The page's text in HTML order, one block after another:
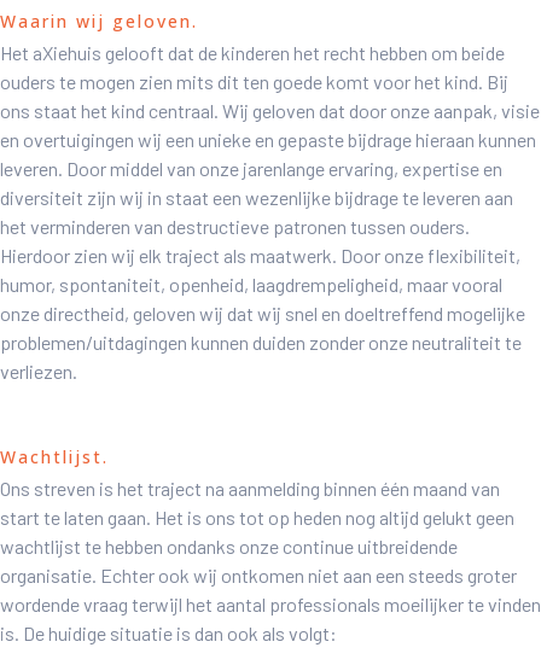
Waarin wij geloven.
Het aXiehuis gelooft dat de kinderen het recht hebben om beide
ouders te mogen zien mits dit ten goede komt voor het kind. Bij
ons staat het kind centraal. Wij geloven dat door onze aanpak, visie
en overtuigingen wij een unieke en gepaste bijdrage hieraan kunnen
leveren. Door middel van onze jarenlange ervaring, expertise en
diversiteit zijn wij in staat een wezenlijke bijdrage te leveren aan
het verminderen van destructieve patronen tussen ouders.
Hierdoor zien wij elk traject als maatwerk. Door onze flexibiliteit,
humor, spontaniteit, openheid, laagdrempeligheid, maar vooral
onze directheid, geloven wij dat wij snel en doeltreffend mogelijke
problemen/uitdagingen kunnen duiden zonder onze neutraliteit te
verliezen.
Wachtlijst.
Ons streven is het traject na aanmelding binnen één maand van
start te laten gaan. Het is ons tot op heden nog altijd gelukt geen
wachtlijst te hebben ondanks onze continue uitbreidende
organisatie. Echter ook wij ontkomen niet aan een steeds groter
wordende vraag terwijl het aantal professionals moeilijker te vinden
is. De huidige situatie is dan ook als volgt: